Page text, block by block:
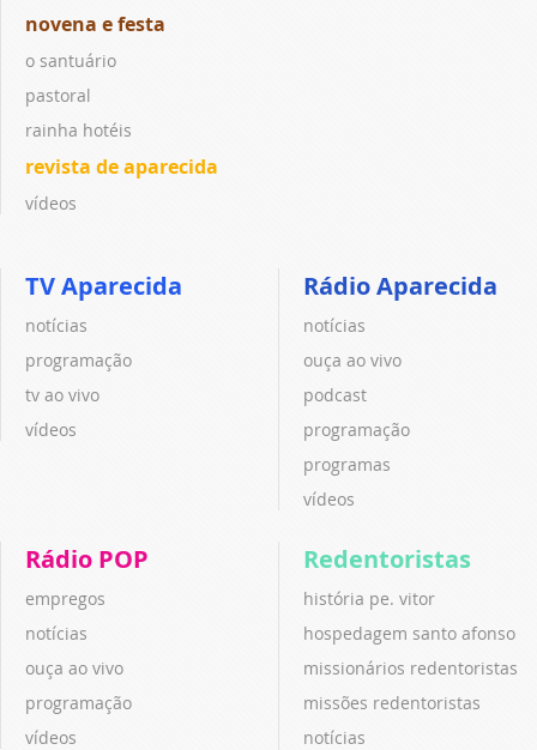
novena e festa
o santuário
pastoral
rainha hotéis
revista de aparecida
vídeos
TV Aparecida
notícias
programação
tv ao vivo
vídeos
Rádio Aparecida
notícias
ouça ao vivo
podcast
programação
programas
vídeos
Rádio POP
empregos
notícias
ouça ao vivo
programação
vídeos
Redentoristas
história pe. vitor
hospedagem santo afonso
missionários redentoristas
missões redentoristas
notícias